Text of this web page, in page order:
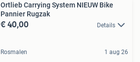
Ortlieb Carrying System NIEUW Bike
Pannier Rugzak
€ 40,00 Details
Rosmalen 1 aug 26